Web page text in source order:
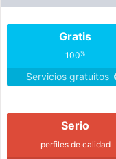
Gratis
100%
Servicios gratuitos
Serio
perfiles de calidad